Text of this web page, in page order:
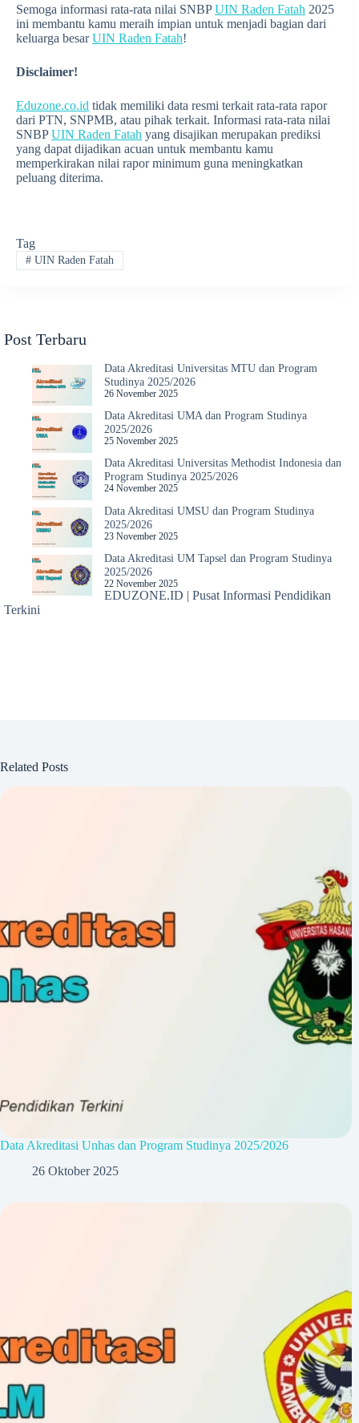
Semoga informasi rata-rata nilai SNBPUIN Raden Fatah 2025
ini membantu kamu meraih impian untuk menjadi bagian dari
keluarga besarUIN Raden Fatah!
Disclaimer!
Eduzone.co.id tidak memiliki data resmi terkait rata-rata rapor
dari PTN, SNPMB, atau pihak terkait. Informasi rata-rata nilai
SNBPUIN Raden Fatah yang disajikan merupakan prediksi
yang dapat dijadikan acuan untuk membantu kamu
memperkirakan nilai rapor minimum guna meningkatkan
peluang diterima.
Tag
#UIN Raden Fatah
Post Terbaru
Data Akreditasi Universitas MTU dan Program
Studinya 2025/2026
26 November 2025
Data Akreditasi UMA dan Program Studinya
2025/2026
25 November 2025
Data Akreditasi Universitas Methodist Indonesia dan
Program Studinya 2025/2026
24 November 2025
Data Akreditasi UMSU dan Program Studinya
2025/2026
23 November 2025
Data Akreditasi UM Tapsel dan Program Studinya
2025/2026
22 November 2025
EDUZONE.ID | Pusat Informasi Pendidikan
Terkini
Related Posts
Data Akreditasi Unhas dan Program Studinya 2025/2026
26 Oktober 2025